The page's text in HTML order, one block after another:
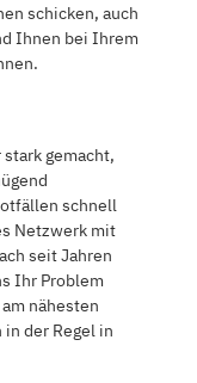
schicken, auch
Ihnen bei Ihrem
gemacht,
schnell
Netzwerk mit
seit Jahren
Ihr Problem
nähesten
der Regel in